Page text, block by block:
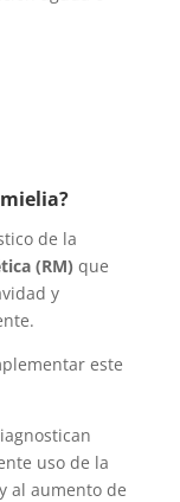
de la
(RM) que
y
este
uso de la
al aumento de